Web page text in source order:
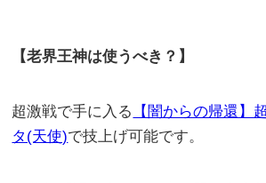
【老界王神は使うべき？】
超激戦で手に入る
【闇からの帰還】
タ(天使)で技上げ可能です。